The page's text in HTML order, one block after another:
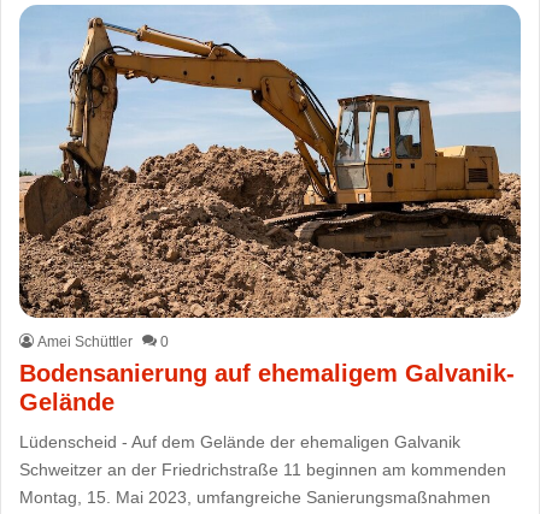
Amei Schüttler 0
Bodensanierung auf ehemaligem Galvanik-
Gelände
Lüdenscheid - Auf dem Gelände der ehemaligen Galvanik
Schweitzer an der Friedrichstraße 11 beginnen am kommenden
Montag, 15. Mai 2023, umfangreiche Sanierungsmaßnahmen